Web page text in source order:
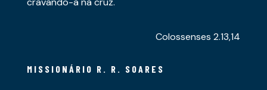
Colossenses 2.13,14
MISSIONÁRIO R. R. SOARES